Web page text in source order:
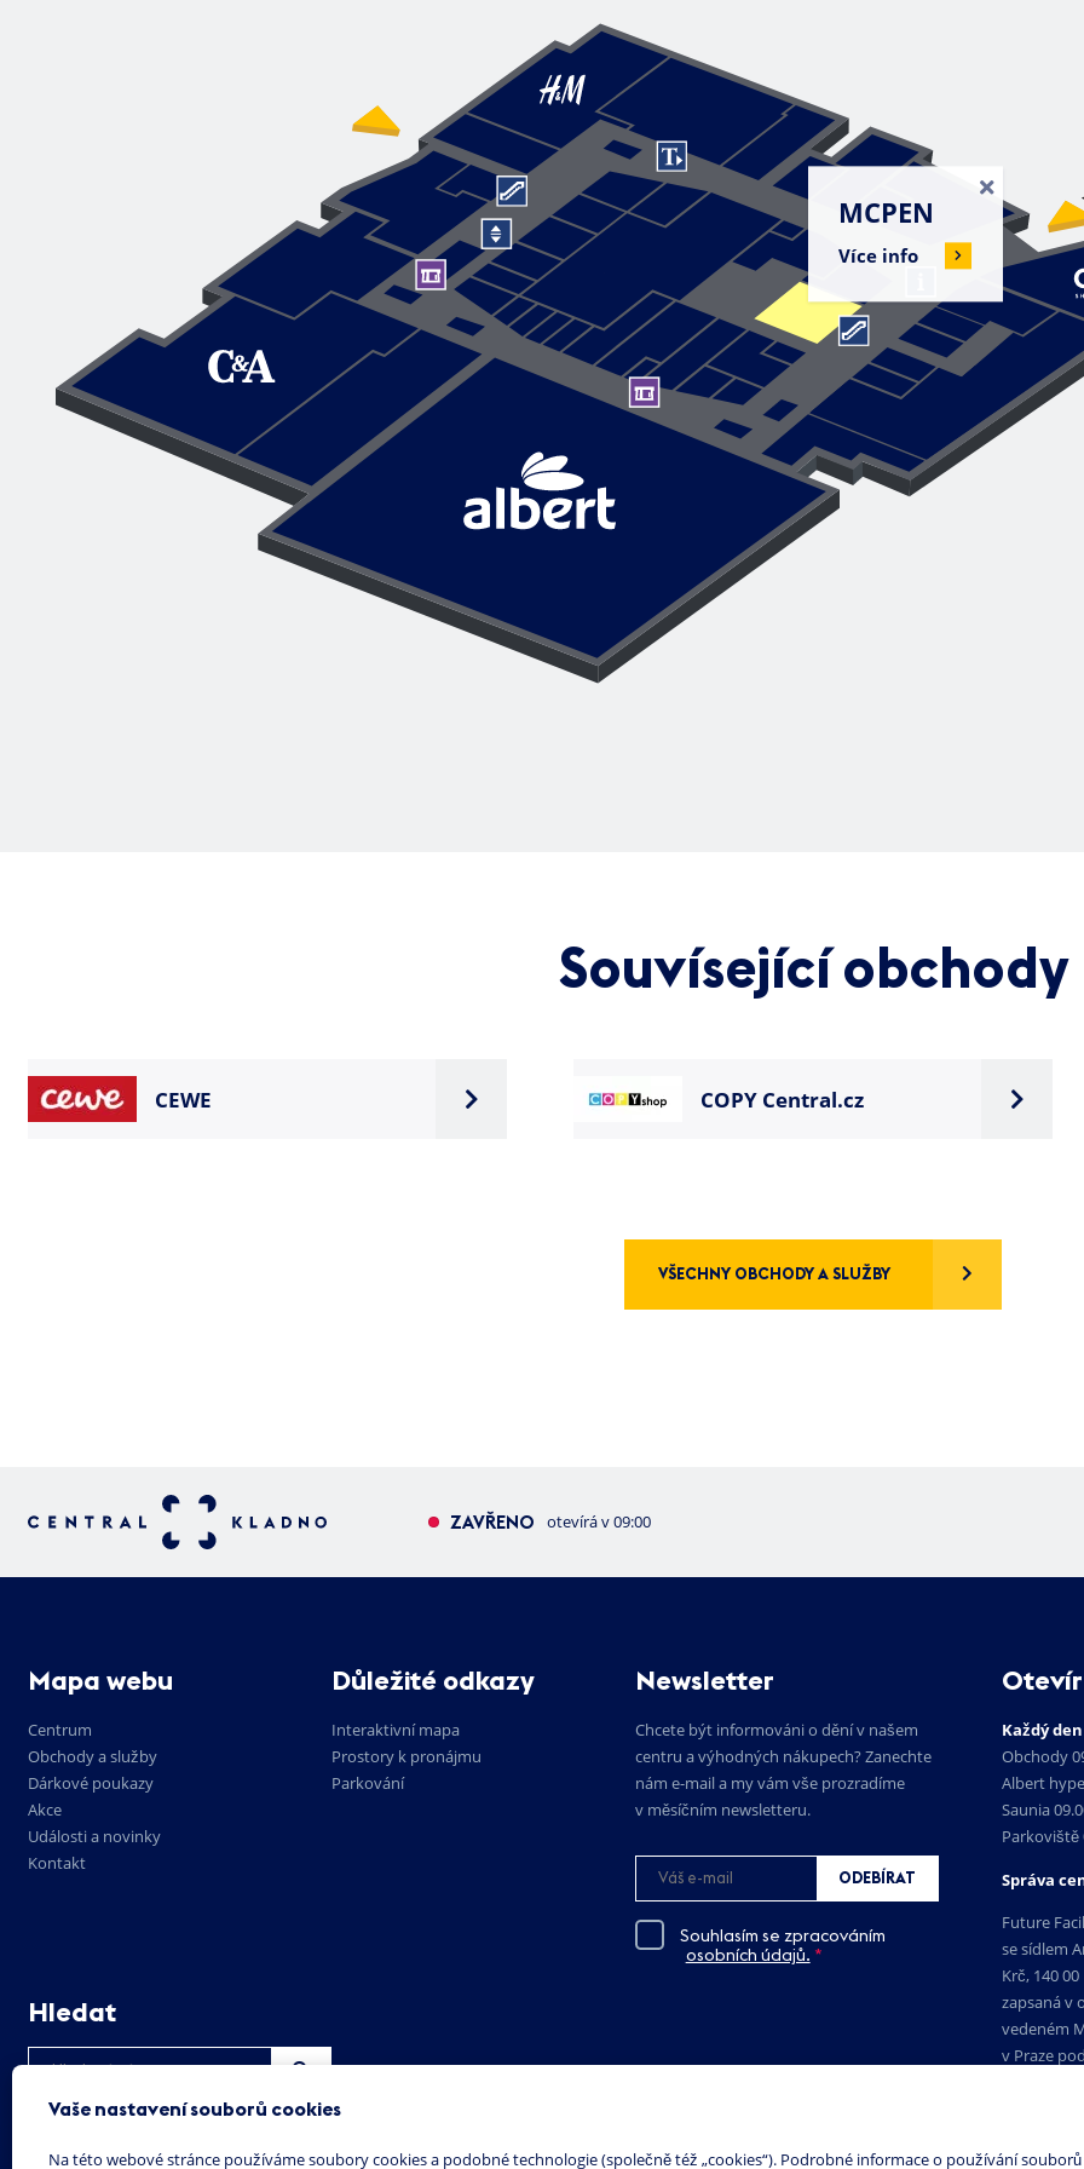
MCPEN
Více info
Souvísející obchody
CEWE COPY Central.cz
VŠECHNY OBCHODY A SLUŽBY
ZAVŘENO otevírá v 09:00
Mapa webu
Centrum
Obchody a služby
Dárkové poukazy
Akce
Události a novinky
Kontakt
Důležité odkazy
Interaktivní mapa
Prostory k pronájmu
Parkování
Newsletter
Chcete být informováni o dění v našem
centru a výhodných nákupech? Zanechte
nám e-mail a my vám vše prozradíme
v měsíčním newsletteru.
Souhlasím se zpracováním
osobních údajů. *
ODEBÍRAT
Hledat
Každý den
Obchody
Albert
Saunia
Parkoviště
Správa
Future
se sídlem
Krč, 140
zapsaná v
vedeném
v Praze
Vaše nastavení souborů cookies
Na této webové stránce používáme soubory cookies a podobné technologie (společně též „cookies“). Podrobné informace o používání